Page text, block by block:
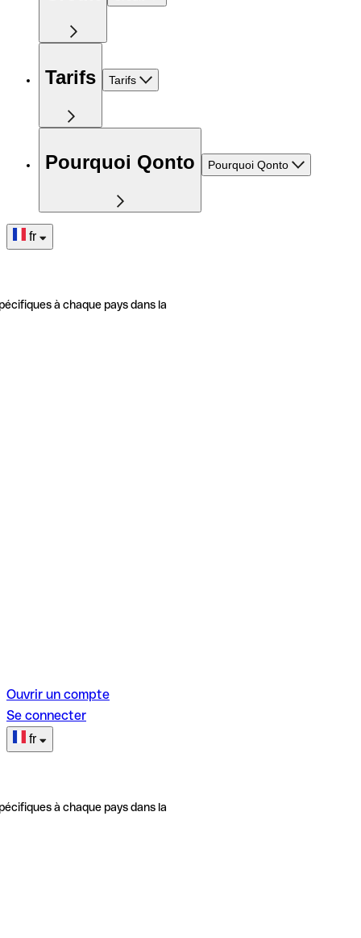
Tarifs Tarifs
Pourquoi Qonto Pourquoi Qonto
fr
à chaque pays dans la
Ouvrir un compte
Se connecter
fr
à chaque pays dans la